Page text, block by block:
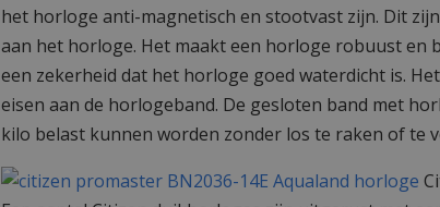
het horloge anti-magnetisch en stootvast zijn. Dit
aan het horloge. Het maakt een horloge robuust en
een zekerheid dat het horloge goed waterdicht is.
eisen aan de horlogeband. De gesloten band met
kilo belast kunnen worden zonder los te raken of te